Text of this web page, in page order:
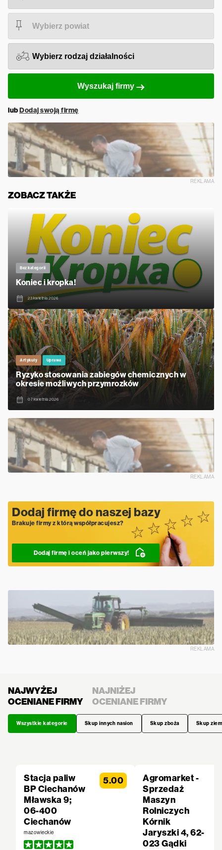
Wyszukaj firmy
lubDodaj swoją firmę
REKLAMA
ZOBACZ TAKŻE
Bez kategorii
Koniec i kropka!
23 kwietnia 2026
Artykuły Uprawa
Ryzyko stosowania zabiegów chemicznych w
okresie możliwych przymrozków
07 kwietnia 2026
REKLAMA
Dodaj firmę do naszej bazy
Brakuje firmy z którą współpracujesz?
Dodaj firmę i oceń jako pierwszy!
REKLAMA
NAJWYŻEJ
OCENIANE FIRMY
NAJNIŻEJ
OCENIANE FIRMY
Wszystkie kategorie Skup innych nasion Skup zboża Skup
Stacja paliw
BP Ciechanów
Mławska 9;
06-400
Ciechanów
mazowieckie
5.00
Agromarket -
Sprzedaż
Maszyn
Rolniczych
Kórnik
Jaryszki 4, 62-
023 Gądki